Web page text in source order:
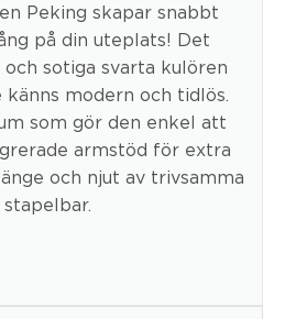
Peking skapar snabbt
på din uteplats! Det
sotiga svarta kulören
modern och tidlös.
som gör den enkel att
armstöd för extra
och njut av trivsamma